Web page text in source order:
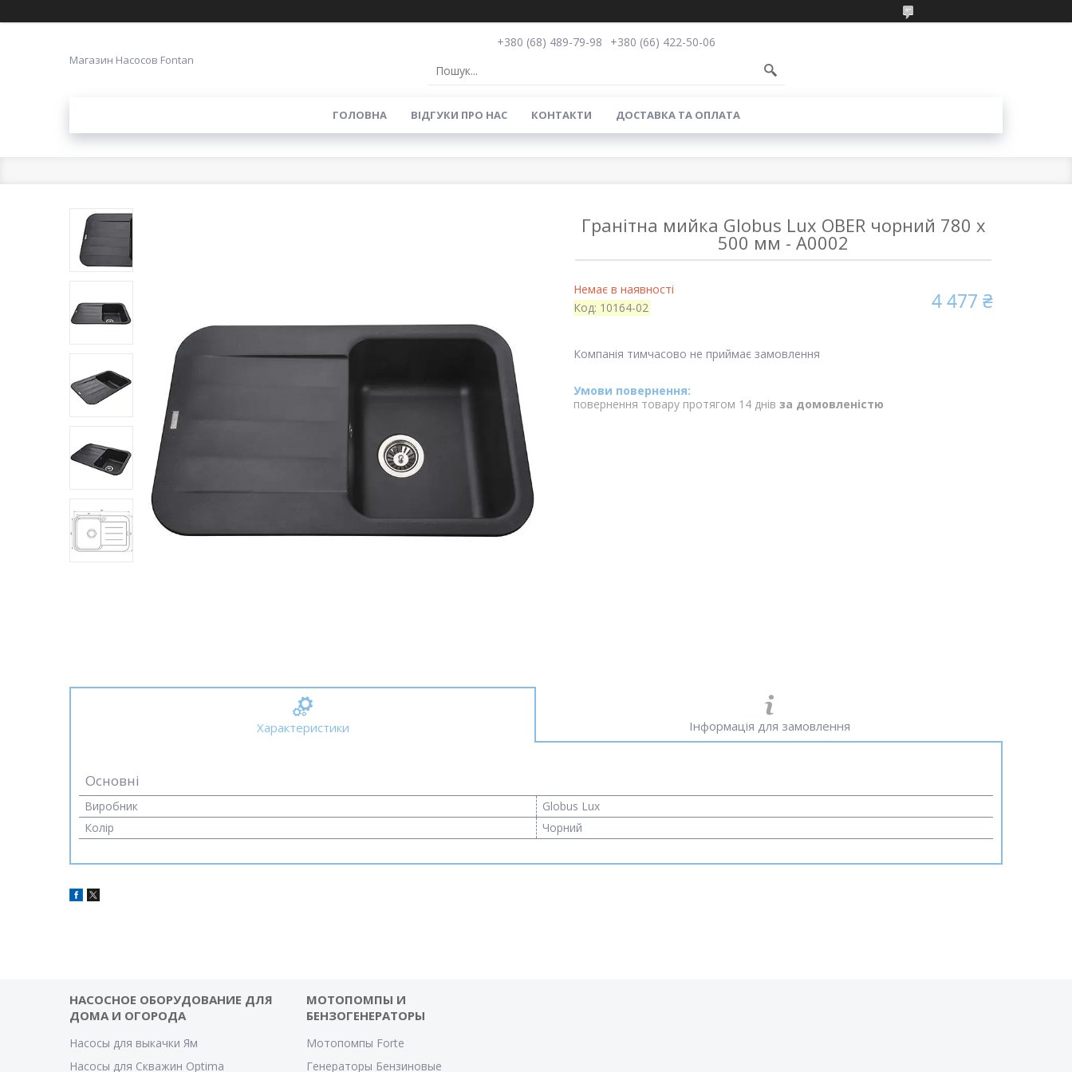
Магазин Насосов Fontan
+380 (68) 489-79-98 +380 (66) 422-50-06
ГОЛОВНА ВIДГУКИ ПРО НАС КОНТАКТИ ДОСТАВКА ТА ОПЛАТА
Гранітна мийка Globus Lux OBER чорний 780 х
500 мм - А0002
Немає в наявності
Код: 10164-02 4 477 ₴
Компанія тимчасово не приймає замовлення
повернення товару протягом 14 днів за домовленістю
Характеристики Інформація для замовлення
Основні
Виробник
Globus Lux
Колір
Чорний
НАСОСНОЕ ОБОРУДОВАНИЕ ДЛЯ
ДОМА И ОГОРОДА
Насосы для выкачки Ям
Насосы для Скважин Optima
МОТОПОМПЫ И
БЕНЗОГЕНЕРАТОРЫ
Мотопомпы Forte
Генераторы Бензиновые